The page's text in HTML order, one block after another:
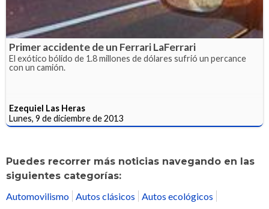
Primer accidente de un Ferrari LaFerrari
El exótico bólido de 1.8 millones de dólares sufrió un percance
con un camión.
Ezequiel Las Heras
Lunes, 9 de diciembre de 2013
Puedes recorrer más noticias navegando en las
siguientes categorías:
Automovilismo
Autos clásicos
Autos ecológicos